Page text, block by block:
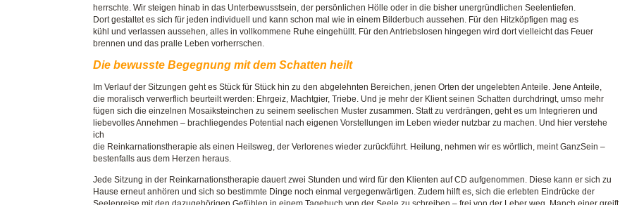
herrschte. Wir steigen hinab in das Unterbewusstsein, der persönlichen Hölle oder in die bisher unergründlichen Seelentiefen.
Dort gestaltet es sich für jeden individuell und kann schon mal wie in einem Bilderbuch aussehen. Für den Hitzköpfigen mag es
kühl und verlassen aussehen, alles in vollkommene Ruhe eingehüllt. Für den Antriebslosen hingegen wird dort vielleicht das Feuer
brennen und das pralle Leben vorherrschen.
Die bewusste Begegnung mit dem Schatten heilt
Im Verlauf der Sitzungen geht es Stück für Stück hin zu den abgelehnten Bereichen, jenen Orten der ungelebten Anteile. Jene Anteile,
die moralisch verwerflich beurteilt werden: Ehrgeiz, Machtgier, Triebe. Und je mehr der Klient seinen Schatten durchdringt, umso mehr
fügen sich die einzelnen Mosaiksteinchen zu seinem seelischen Muster zusammen. Statt zu verdrängen, geht es um Integrieren und
liebevolles Annehmen – brachliegendes Potential nach eigenen Vorstellungen im Leben wieder nutzbar zu machen. Und hier verstehe
ich
die Reinkarnationstherapie als einen Heilsweg, der Verlorenes wieder zurückführt. Heilung, nehmen wir es wörtlich, meint GanzSein –
bestenfalls aus dem Herzen heraus.
Jede Sitzung in der Reinkarnationstherapie dauert zwei Stunden und wird für den Klienten auf CD aufgenommen. Diese kann er sich zu
Hause erneut anhören und sich so bestimmte Dinge noch einmal vergegenwärtigen. Zudem hilft es, sich die erlebten Eindrücke der